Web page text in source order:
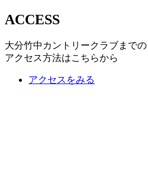
ACCESS
大分竹中カントリークラブまでの
アクセス方法はこちらから
アクセスをみる